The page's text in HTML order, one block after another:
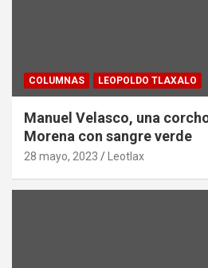
COLUMNAS LEOPOLDO TLAXALO
Manuel Velasco, una
Morena con sangre verde
28 mayo, 2023 Leotlax